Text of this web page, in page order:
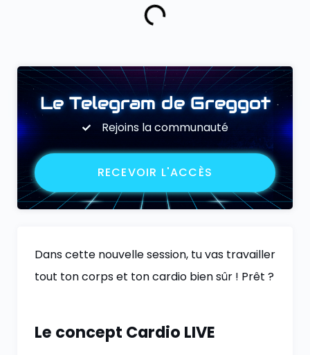
Dans cette nouvelle session, tu vas travailler
tout ton corps et ton cardio bien sûr ! Prêt ?
Le concept Cardio LIVE
Le Telegram de Greggot
Rejoins la communauté
RECEVOIR L'ACCÈS